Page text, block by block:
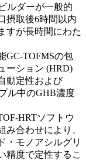
ルダーが一般的
摂取後6時間以内
すが長時間にわた
GC-TOFMSの包
ーション (HRD)
動定性および
ル中のGHB濃度
HRTソフトウ
み合わせにより、
・モノアシルグリ
精度で定性するこ